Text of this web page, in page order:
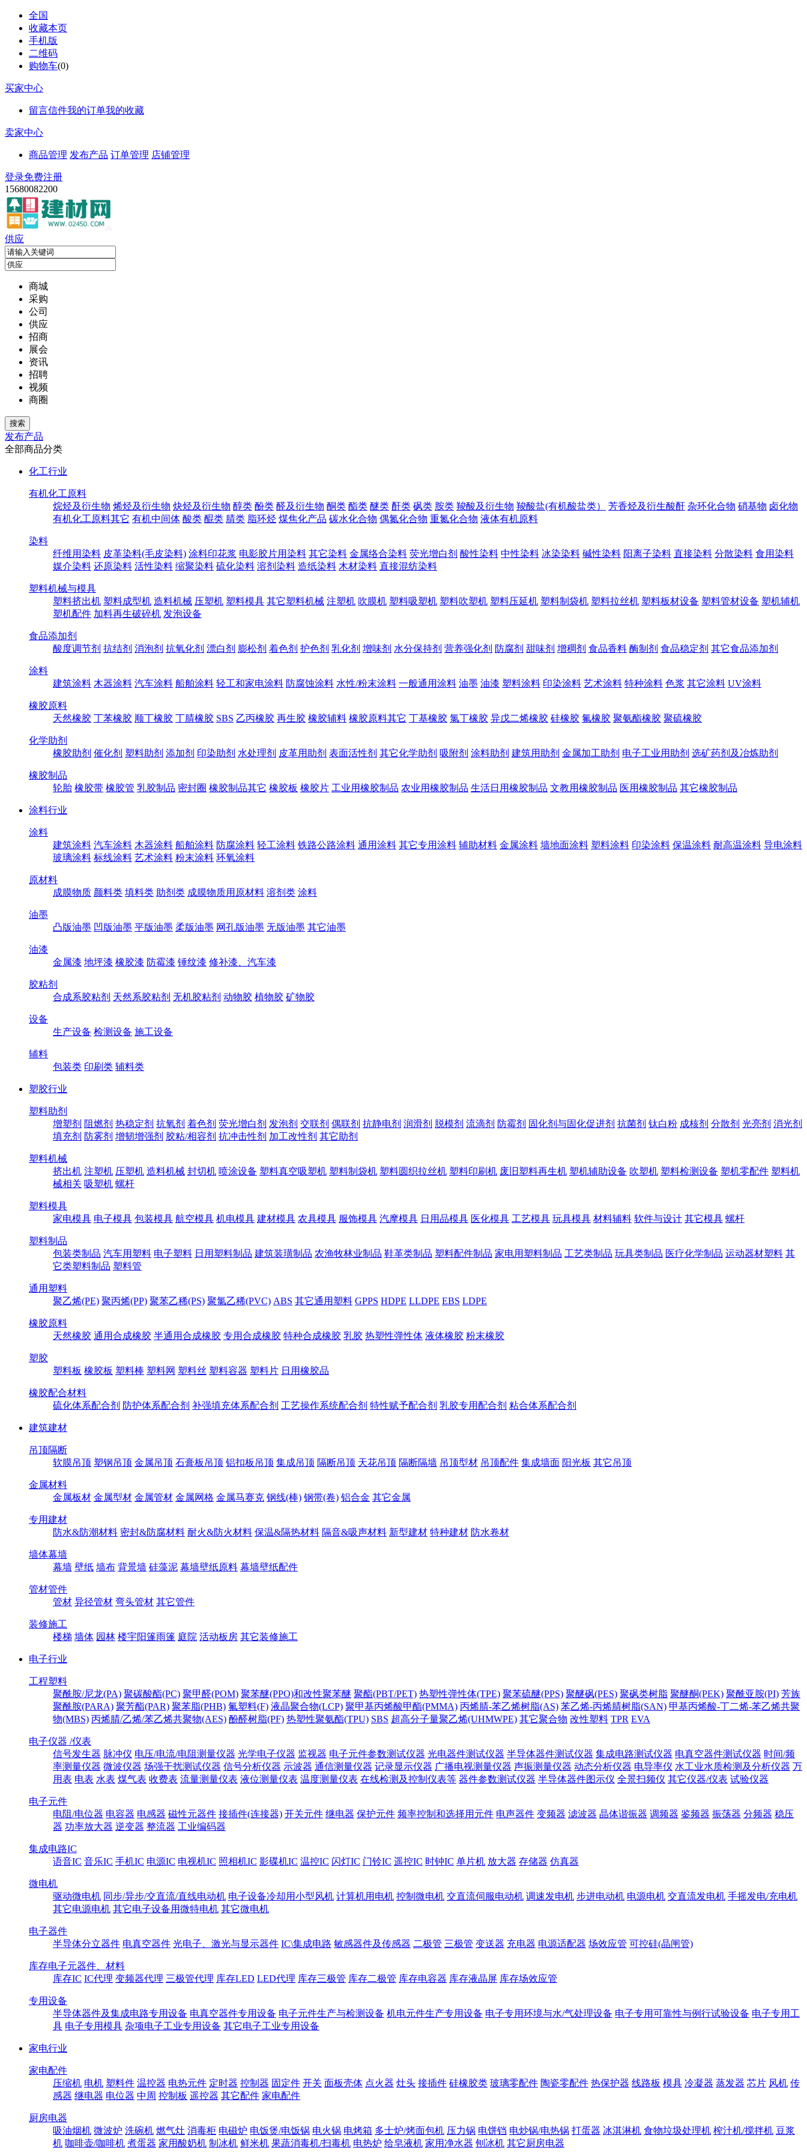
全国
收藏本页
手机版
二维码
购物车(0)
买家中心
留言信件我的订单我的收藏
卖家中心
商品管理 发布产品 订单管理 店铺管理
登录免费注册
15680082200
供应
商城
采购
公司
供应
招商
展会
资讯
招聘
视频
商圈
发布产品
全部商品分类
化工行业
有机化工原料
烷烃及衍生物 烯烃及衍生物 炔烃及衍生物 醇类 酚类 醛及衍生物 酮类 酯类 醚类 酐类 砜类 胺类 羧酸及衍生物 羧酸盐(有机酸盐类） 芳香烃及衍生酸酐 杂环化合物 硝基物 卤化物
有机化工原料其它 有机中间体 酸类 醌类 腈类 脂环烃 煤焦化产品 碳水化合物 偶氮化合物 重氮化合物 液体有机原料
染料
纤维用染料 皮革染料(毛皮染料) 涂料印花浆 电影胶片用染料 其它染料 金属络合染料 荧光增白剂 酸性染料 中性染料 冰染染料 碱性染料 阳离子染料 直接染料 分散染料 食用染料
媒介染料 还原染料 活性染料 缩聚染料 硫化染料 溶剂染料 造纸染料 木材染料 直接混纺染料
塑料机械与模具
塑料挤出机 塑料成型机 造料机械 压塑机 塑料模具 其它塑料机械 注塑机 吹膜机 塑料吸塑机 塑料吹塑机 塑料压延机 塑料制袋机 塑料拉丝机 塑料板材设备 塑料管材设备 塑机辅机
塑机配件 加料再生破碎机 发泡设备
食品添加剂
酸度调节剂 抗结剂 消泡剂 抗氧化剂 漂白剂 膨松剂 着色剂 护色剂 乳化剂 增味剂 水分保持剂 营养强化剂 防腐剂 甜味剂 增稠剂 食品香料 酶制剂 食品稳定剂 其它食品添加剂
涂料
建筑涂料 木器涂料 汽车涂料 船舶涂料 轻工和家电涂料 防腐蚀涂料 水性/粉末涂料 一般通用涂料 油墨 油漆 塑料涂料 印染涂料 艺术涂料 特种涂料 色浆 其它涂料 UV涂料
橡胶原料
天然橡胶 丁苯橡胶 顺丁橡胶 丁腈橡胶 SBS 乙丙橡胶 再生胶 橡胶辅料 橡胶原料其它 丁基橡胶 氯丁橡胶 异戊二烯橡胶 硅橡胶 氟橡胶 聚氨酯橡胶 聚硫橡胶
化学助剂
橡胶助剂 催化剂 塑料助剂 添加剂 印染助剂 水处理剂 皮革用助剂 表面活性剂 其它化学助剂 吸附剂 涂料助剂 建筑用助剂 金属加工助剂 电子工业用助剂 选矿药剂及冶炼助剂
橡胶制品
轮胎 橡胶带 橡胶管 乳胶制品 密封圈 橡胶制品其它 橡胶板 橡胶片 工业用橡胶制品 农业用橡胶制品 生活日用橡胶制品 文教用橡胶制品 医用橡胶制品 其它橡胶制品
涂料行业
涂料
建筑涂料 汽车涂料 木器涂料 船舶涂料 防腐涂料 轻工涂料 铁路公路涂料 通用涂料 其它专用涂料 辅助材料 金属涂料 墙地面涂料 塑料涂料 印染涂料 保温涂料 耐高温涂料 导电涂料
玻璃涂料 标线涂料 艺术涂料 粉末涂料 环氧涂料
原材料
成膜物质 颜料类 填料类 助剂类 成膜物质用原材料 溶剂类 涂料
油墨
凸版油墨 凹版油墨 平版油墨 柔版油墨 网孔版油墨 无版油墨 其它油墨
油漆
金属漆 地坪漆 橡胶漆 防霉漆 锤纹漆 修补漆、汽车漆
胶粘剂
合成系胶粘剂 天然系胶粘剂 无机胶粘剂 动物胶 植物胶 矿物胶
设备
生产设备 检测设备 施工设备
辅料
包装类 印刷类 辅料类
塑胶行业
塑料助剂
增塑剂 阻燃剂 热稳定剂 抗氧剂 着色剂 荧光增白剂 发泡剂 交联剂 偶联剂 抗静电剂 润滑剂 脱模剂 流滴剂 防霉剂 固化剂与固化促进剂 抗菌剂 钛白粉 成核剂 分散剂 光亮剂 消光剂
填充剂 防雾剂 增韧增强剂 胶粘/相容剂 抗冲击性剂 加工改性剂 其它助剂
塑料机械
挤出机 注塑机 压塑机 造料机械 封切机 喷涂设备 塑料真空吸塑机 塑料制袋机 塑料圆织拉丝机 塑料印刷机 废旧塑料再生机 塑机辅助设备 吹塑机 塑料检测设备 塑机零配件 塑料机
械相关 吸塑机 螺杆
塑料模具
家电模具 电子模具 包装模具 航空模具 机电模具 建材模具 农具模具 服饰模具 汽摩模具 日用品模具 医化模具 工艺模具 玩具模具 材料辅料 软件与设计 其它模具 螺杆
塑料制品
包装类制品 汽车用塑料 电子塑料 日用塑料制品 建筑装璜制品 农渔牧林业制品 鞋革类制品 塑料配件制品 家电用塑料制品 工艺类制品 玩具类制品 医疗化学制品 运动器材塑料 其
它类塑料制品 塑料管
通用塑料
聚乙烯(PE) 聚丙烯(PP) 聚苯乙稀(PS) 聚氯乙稀(PVC) ABS 其它通用塑料 GPPS HDPE LLDPE EBS LDPE
橡胶原料
天然橡胶 通用合成橡胶 半通用合成橡胶 专用合成橡胶 特种合成橡胶 乳胶 热塑性弹性体 液体橡胶 粉末橡胶
塑胶
塑料板 橡胶板 塑料棒 塑料网 塑料丝 塑料容器 塑料片 日用橡胶品
橡胶配合材料
硫化体系配合剂 防护体系配合剂 补强填充体系配合剂 工艺操作系统配合剂 特性赋予配合剂 乳胶专用配合剂 粘合体系配合剂
建筑建材
吊顶隔断
软膜吊顶 塑钢吊顶 金属吊顶 石膏板吊顶 铝扣板吊顶 集成吊顶 隔断吊顶 天花吊顶 隔断隔墙 吊顶型材 吊顶配件 集成墙面 阳光板 其它吊顶
金属材料
金属板材 金属型材 金属管材 金属网格 金属马赛克 钢线(棒) 钢带(卷) 铝合金 其它金属
专用建材
防水&防潮材料 密封&防腐材料 耐火&防火材料 保温&隔热材料 隔音&吸声材料 新型建材 特种建材 防水卷材
墙体幕墙
幕墙 壁纸 墙布 背景墙 硅藻泥 幕墙壁纸原料 幕墙壁纸配件
管材管件
管材 异径管材 弯头管材 其它管件
装修施工
楼梯 墙体 园林 楼宇阳篷雨篷 庭院 活动板房 其它装修施工
电子行业
工程塑料
聚酰胺/尼龙(PA) 聚碳酸酯(PC) 聚甲醛(POM) 聚苯醚(PPO)和改性聚苯醚 聚酯(PBT/PET) 热塑性弹性体(TPE) 聚苯硫醚(PPS) 聚醚砜(PES) 聚砜类树脂 聚醚酮(PEK) 聚酰亚胺(PI) 芳族
聚酰胺(PARA) 聚芳酯(PAR) 聚苯脂(PHB) 氟塑料(F) 液晶聚合物(LCP) 聚甲基丙烯酸甲酯(PMMA) 丙烯腈-苯乙烯树脂(AS) 苯乙烯-丙烯腈树脂(SAN) 甲基丙烯酸-丁二烯-苯乙烯共聚
物(MBS) 丙烯腈/乙烯/苯乙烯共聚物(AES) 酚醛树脂(PF) 热塑性聚氨酯(TPU) SBS 超高分子量聚乙烯(UHMWPE) 其它聚合物 改性塑料 TPR EVA
电子仪器 /仪表
信号发生器 脉冲仪 电压/电流/电阻测量仪器 光学电子仪器 监视器 电子元件参数测试仪器 光电器件测试仪器 半导体器件测试仪器 集成电路测试仪器 电真空器件测试仪器 时间/频
率测量仪器 微波仪器 场强干扰测试仪器 信号分析仪器 示波器 通信测量仪器 记录显示仪器 广播电视测量仪器 声振测量仪器 动态分析仪器 电导率仪 水工业水质检测及分析仪器 万
用表 电表 水表 煤气表 收费表 流量测量仪表 液位测量仪表 温度测量仪表 在线检测及控制仪表等 器件参数测试仪器 半导体器件图示仪 全景扫频仪 其它仪器/仪表 试验仪器
电子元件
电阻/电位器 电容器 电感器 磁性元器件 接插件(连接器) 开关元件 继电器 保护元件 频率控制和选择用元件 电声器件 变频器 滤波器 晶体谐振器 调频器 鉴频器 振荡器 分频器 稳压
器 功率放大器 逆变器 整流器 工业编码器
集成电路IC
语音IC 音乐IC 手机IC 电源IC 电视机IC 照相机IC 影碟机IC 温控IC 闪灯IC 门铃IC 遥控IC 时钟IC 单片机 放大器 存储器 仿真器
微电机
驱动微电机 同步/异步/交直流/直线电动机 电子设备冷却用小型风机 计算机用电机 控制微电机 交直流伺服电动机 调速发电机 步进电动机 电源电机 交直流发电机 手摇发电/充电机
其它电源电机 其它电子设备用微特电机 其它微电机
电子器件
半导体分立器件 电真空器件 光电子、激光与显示器件 IC\集成电路 敏感器件及传感器 二极管 三极管 变送器 充电器 电源适配器 场效应管 可控硅(晶闸管)
库存电子元器件、材料
库存IC IC代理 变频器代理 三极管代理 库存LED LED代理 库存三极管 库存二极管 库存电容器 库存液晶屏 库存场效应管
专用设备
半导体器件及集成电路专用设备 电真空器件专用设备 电子元件生产与检测设备 机电元件生产专用设备 电子专用环境与水/气处理设备 电子专用可靠性与例行试验设备 电子专用工
具 电子专用模具 杂项电子工业专用设备 其它电子工业专用设备
家电行业
家电配件
压缩机 电机 塑料件 温控器 电热元件 定时器 控制器 固定件 开关 面板壳体 点火器 灶头 接插件 硅橡胶类 玻璃零配件 陶瓷零配件 热保护器 线路板 模具 冷凝器 蒸发器 芯片 风机 传
感器 继电器 电位器 中周 控制板 遥控器 其它配件 家电配件
厨房电器
吸油烟机 微波炉 洗碗机 燃气灶 消毒柜 电磁炉 电饭煲/电饭锅 电火锅 电烤箱 多士炉/烤面包机 压力锅 电饼铛 电炒锅/电热锅 打蛋器 冰淇淋机 食物垃圾处理机 榨汁机/搅拌机 豆浆
机 咖啡壶/咖啡机 煮蛋器 家用酸奶机 制冰机 鲜米机 果蔬消毒机/扫毒机 电热炉 给皂液机 家用净水器 刨冰机 其它厨房电器